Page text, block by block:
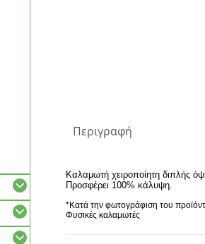
Περιγραφή
Καλαμωτή χειροποίητη διπλής
Προσφέρει 100% κάλυψη.
*Κατά την φωτογράφιση του
Φυσικές καλαμωτές